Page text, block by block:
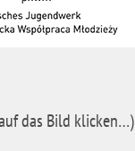
das Bild klicken…)